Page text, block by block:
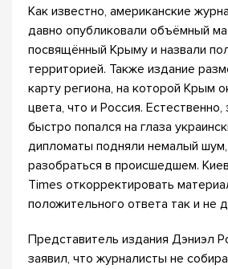
Как известно, американские
давно опубликовали объёмный
посвящённый Крыму и назвали
территорией. Также издание
карту региона, на которой Крым
цвета, что и Россия.
быстро попался на глаза
дипломаты подняли немалый
разобраться в происшедшем.
Times откорректировать
положительного ответа так и не
Представитель издания Дэниэл
заявил, что журналисты не